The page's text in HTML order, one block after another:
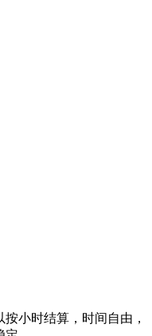
小时结算，时间自由，